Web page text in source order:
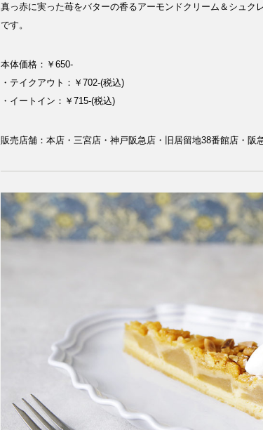
真っ赤に実った苺をバターの香るアーモンドクリーム＆シュク
です。
本体価格：￥650-
・テイクアウト：￥702-(税込)
・イートイン：￥715-(税込)
販売店舗：本店・三宮店・神戸阪急店・旧居留地38番館店・阪